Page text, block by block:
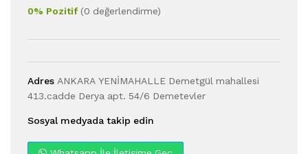
0% Pozitif(0 değerlendirme)
Adres ANKARA YENİMAHALLE Demetgül mahallesi
413.cadde Derya apt. 54/6 Demetevler
Sosyal medyada takip edin